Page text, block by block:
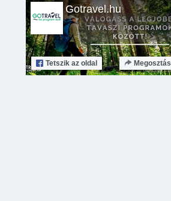
Gotravel.hu
Tetszik az oldal Megosztás